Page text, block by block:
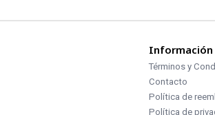
Información
Términos y
Contacto
Política de
Política de